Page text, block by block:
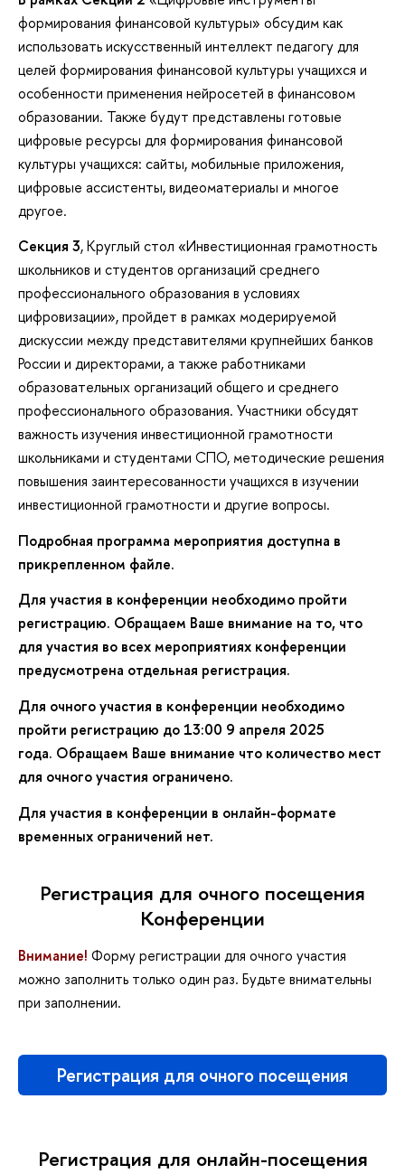
формирования финансовой культуры» обсудим как
использовать искусственный интеллект педагогу для
целей формирования финансовой культуры учащихся и
особенности применения нейросетей в финансовом
образовании. Также будут представлены готовые
цифровые ресурсы для формирования финансовой
культуры учащихся: сайты, мобильные приложения,
цифровые ассистенты, видеоматериалы и многое
другое.
Секция 3, Круглый стол «Инвестиционная грамотность
школьников и студентов организаций среднего
профессионального образования в условиях
цифровизации», пройдет в рамках модерируемой
дискуссии между представителями крупнейших банков
России и директорами, а также работниками
образовательных организаций общего и среднего
профессионального образования. Участники обсудят
важность изучения инвестиционной грамотности
школьниками и студентами СПО, методические решения
повышения заинтересованности учащихся в изучении
инвестиционной грамотности и другие вопросы.
Подробная программа мероприятия доступна в
прикрепленном файле.
Для участия в конференции необходимо пройти
регистрацию. Обращаем Ваше внимание на то, что
для участия во всех мероприятиях конференции
предусмотрена отдельная регистрация.
Для очного участия в конференции необходимо
пройти регистрацию до 13:00 9 апреля 2025
года. Обращаем Ваше внимание что количество мест
для очного участия ограничено.
Для участия в конференции в онлайн-формате
временных ограничений нет.
Регистрация для очного посещения
Конференции
Внимание! Форму регистрации для очного участия
можно заполнить только один раз. Будьте внимательны
при заполнении.
Регистрация для очного посещения
Регистрация для онлайн-посещения